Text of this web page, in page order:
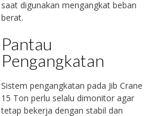
saat digunakan mengangkat beban
berat.
Pantau
Pengangkatan
Sistem pengangkatan pada Jib Crane
15 Ton perlu selalu dimonitor agar
tetap bekerja dengan stabil dan